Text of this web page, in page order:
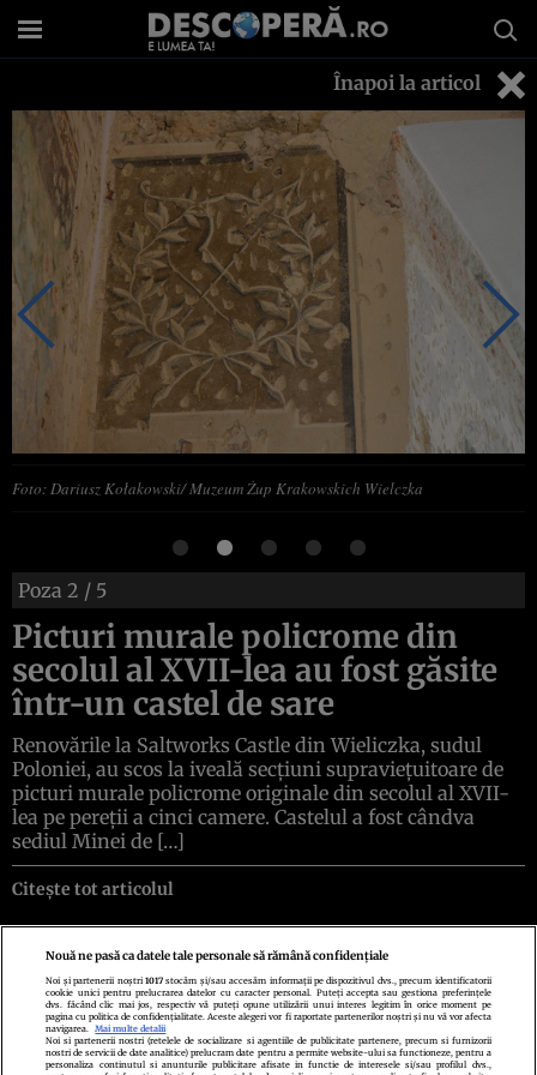
Înapoi la articol
Foto: Dariusz Kołakowski/ Muzeum Żup Krakowskich Wielczka
Poza 2 / 5
Picturi murale policrome din
secolul al XVII-lea au fost găsite
într-un castel de sare
Renovările la Saltworks Castle din Wieliczka, sudul
Poloniei, au scos la iveală secțiuni supraviețuitoare de
picturi murale policrome originale din secolul al XVII-
lea pe pereții a cinci camere. Castelul a fost cândva
sediul Minei de […]
Citește tot articolul
Politica de confidenţialitatePolitica de cookiesTermeni şi condiţii
Echipa redacționalăContactSetări Cookies
Nouă ne pasă ca datele tale personale să rămână confidențiale
Noi și partenerii noștri1017 stocăm și/sau accesăm informații pe dispozitivul dvs., precum identificatorii
cookie unici pentru prelucrarea datelor cu caracter personal. Puteți accepta sau gestiona preferințele
dvs. făcând clic mai jos, respectiv vă puteți opune utilizării unui interes legitim în orice moment pe
pagina cu politica de confidențialitate. Aceste alegeri vor fi raportate partenerilor noștri și nu vă vor afecta
navigarea.
Mai multe detalii
Noi si partenerii nostri (retelele de socializare si agentiile de publicitate partenere, precum si furnizorii
nostri de servicii de date analitice) prelucram date pentru a permite website-ului sa functioneze, pentru a
personaliza continutul si anunturile publicitare afisate in functie de interesele si/sau profilul dvs.,